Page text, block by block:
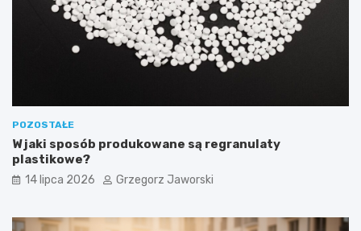
POZOSTAŁE
W jaki sposób produkowane są regranulaty
plastikowe?
14 lipca 2026 Grzegorz Jaworski